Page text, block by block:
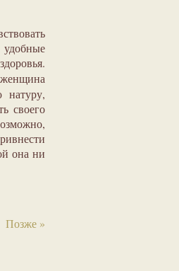
удобные
натуру,
своего
она ни
Позже »